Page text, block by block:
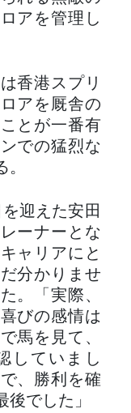
アを管理し
香港スプリ
アを厩舎の
とが一番有
での猛烈な
迎えた安田
ーナーとな
ャリアにと
分かりませ
。「実際、
びの感情は
馬を見て、
していまし
、勝利を確
でした」